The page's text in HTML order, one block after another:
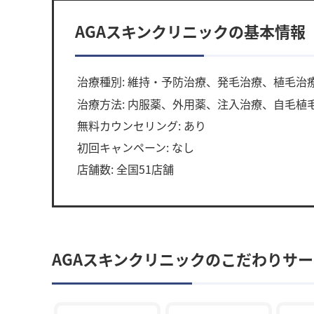
AGAスキンクリニックの基本情報
治療種別: 維持・予防治療、発毛治療、植毛治
治療方法: 内服薬、外用薬、注入治療、自毛植
無料カウンセリング: あり
初回キャンペーン: なし
店舗数: 全国51店舗
AGAスキンクリニックのこだわりサ